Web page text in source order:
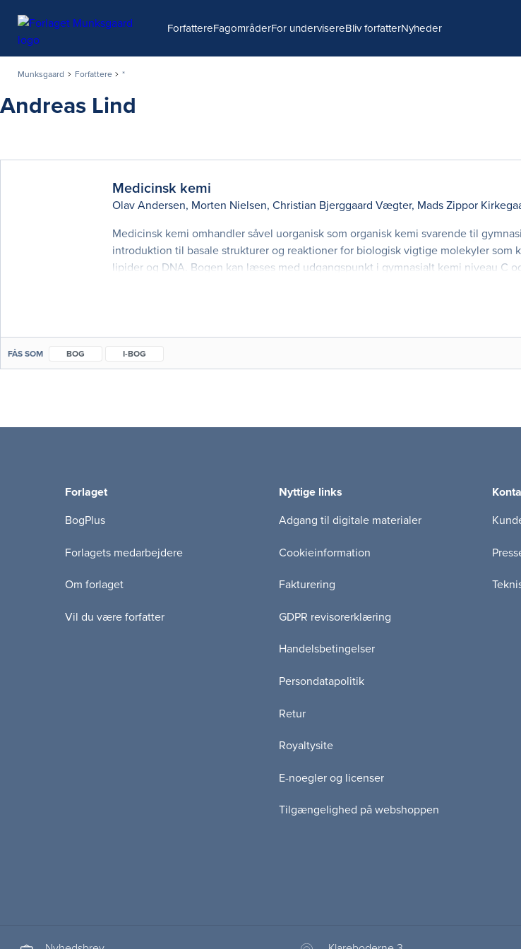
ForfattereFagområderFor undervisereBliv forfatterNyheder
Munksgaard Forfattere *
Andreas Lind
Medicinsk kemi
Olav Andersen, Morten Nielsen, Christian Bjerggaard Vægter, Mads Zippor
Medicinsk kemi omhandler såvel uorganisk som organisk kemi svarende til
introduktion til basale strukturer og reaktioner for biologisk vigtige molekyler som
lipider og DNA. Bogen kan læses med udgangspunkt i gymnasialt kemi niveau C
FÅS SOM BOG I-BOG
Forlaget
BogPlus
Forlagets medarbejdere
Om forlaget
Vil du være forfatter
Nyttige links
Adgang til digitale materialer
Cookieinformation
Fakturering
GDPR revisorerklæring
Handelsbetingelser
Persondatapolitik
Retur
Royaltysite
E-noegler og licenser
Tilgængelighed på webshoppen